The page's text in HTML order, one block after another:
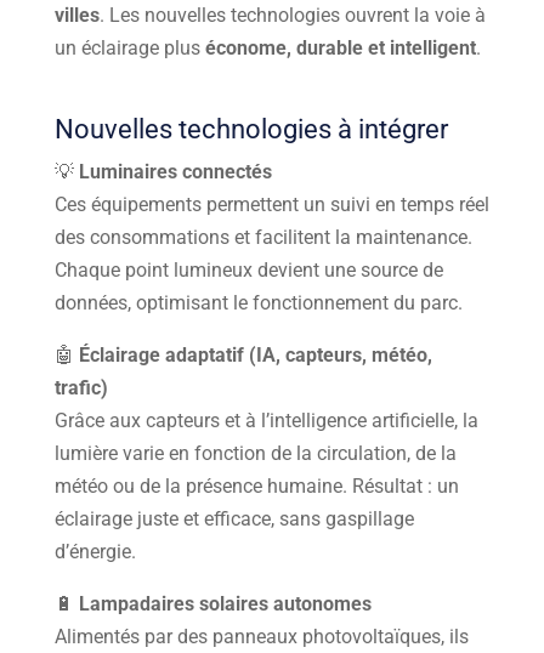
villes. Les nouvelles technologies ouvrent la voie à
un éclairage plus économe, durable et intelligent.
Nouvelles technologies à intégrer
💡 Luminaires connectés
Ces équipements permettent un suivi en temps réel
des consommations et facilitent la maintenance.
Chaque point lumineux devient une source de
données, optimisant le fonctionnement du parc.
🤖 Éclairage adaptatif (IA, capteurs, météo,
trafic)
Grâce aux capteurs et à l’intelligence artificielle, la
lumière varie en fonction de la circulation, de la
météo ou de la présence humaine. Résultat : un
éclairage juste et efficace, sans gaspillage
d’énergie.
🔋 Lampadaires solaires autonomes
Alimentés par des panneaux photovoltaïques, ils